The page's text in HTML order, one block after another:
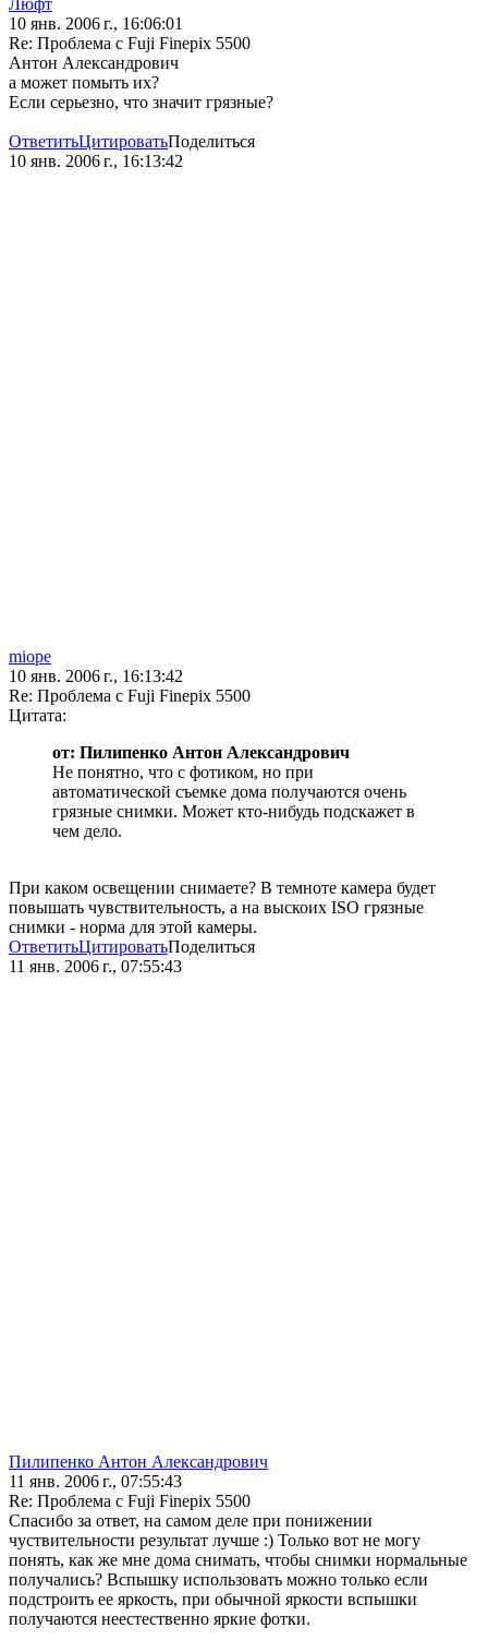
Люфт
10 янв. 2006 г., 16:06:01
Re: Проблема с Fuji Finepix 5500
Антон Александрович
а может помыть их?
Если серьезно, что значит грязные?
ОтветитьЦитироватьПоделиться
10 янв. 2006 г., 16:13:42
miope
10 янв. 2006 г., 16:13:42
Re: Проблема с Fuji Finepix 5500
Цитата:
от: Пилипенко Антон Александрович
Не понятно, что с фотиком, но при
автоматической съемке дома получаются очень
грязные снимки. Может кто-нибудь подскажет в
чем дело.
При каком освещении снимаете? В темноте камера будет
повышать чувствительность, а на выскоих ISO грязные
снимки - норма для этой камеры.
ОтветитьЦитироватьПоделиться
11 янв. 2006 г., 07:55:43
Пилипенко Антон Александрович
11 янв. 2006 г., 07:55:43
Re: Проблема с Fuji Finepix 5500
Спасибо за ответ, на самом деле при понижении
чуствительности результат лучше :) Только вот не могу
понять, как же мне дома снимать, чтобы снимки нормальные
получались? Вспышку использовать можно только если
подстроить ее яркость, при обычной яркости вспышки
получаются неестественно яркие фотки.